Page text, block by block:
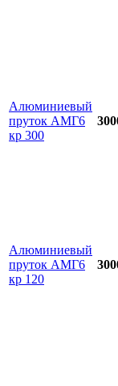
Алюминиевый
пруток АМГ6
кр 300
Алюминиевый
пруток АМГ6
кр 120